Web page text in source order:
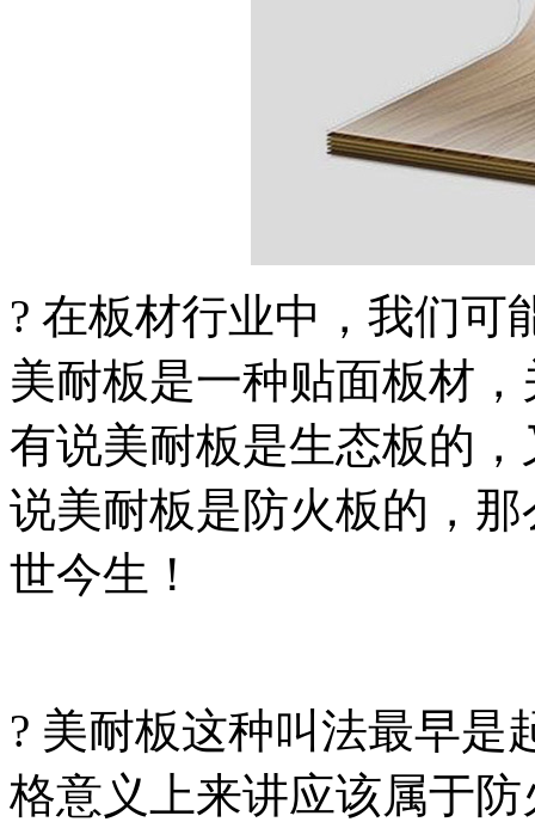
? 在板材行业中，我们可
美耐板是一种贴面板材
有说美耐板是生态板的
说美耐板是防火板的，
世今生！
? 美耐板这种叫法最早是
格意义上来讲应该属于